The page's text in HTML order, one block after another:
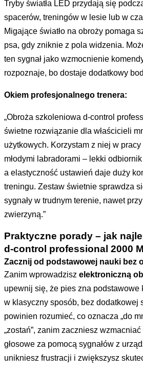
Tryby światła LED przydają się
spacerów, treningów w lesie lub w
Migające światło na obroży pomaga
psa, gdy zniknie z pola widzenia.
ten sygnał jako wzmocnienie
rozpoznaje, bo dostaje dodatkowy
Okiem profesjonalnego trenera:
„Obroża szkoleniowa d-control
świetne rozwiązanie dla właścicieli
użytkowych. Korzystam z niej w
młodymi labradorami – lekki
a elastyczność ustawień daje duży
treningu. Zestaw świetnie sprawdza
sygnały w trudnym terenie, nawet
zwierzyną.”
Praktyczne porady – jak
d-control professional 2000
Zacznij od podstawowej nauki bez
Zanim wprowadzisz elektroniczną
upewnij się, że pies zna podstawowe
w klasyczny sposób, bez dodatkowej
powinien rozumieć, co oznacza „do
„zostań”, zanim zaczniesz
głosowe za pomocą sygnałów z
unikniesz frustracji i zwiększysz